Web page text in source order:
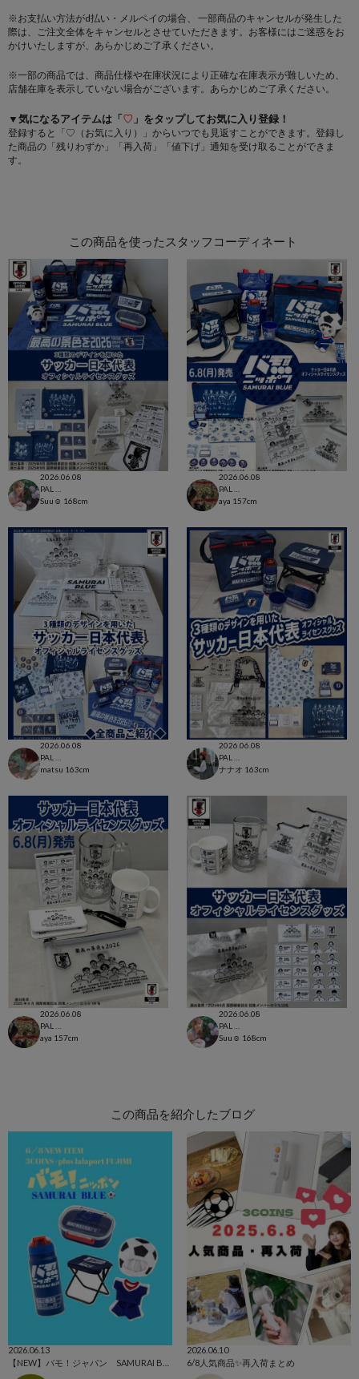
※お支払い方法がd払い・メルペイの場合、 一部商品のキャンセルが発生した
際は、ご注文全体をキャンセルとさせていただきます。お客様にはご迷惑をお
かけいたしますが、あらかじめご了承ください。
※一部の商品では、商品仕様や在庫状況により正確な在庫表示が難しいため、
店舗在庫を表示していない場合がございます。あらかじめご了承ください。
▼気になるアイテムは「♡ 」をタップしてお気に入り登録！
登録すると「♡（お気に入り）」からいつでも見返すことができます。登録し
た商品の「残りわずか」「再入荷」「値下げ」通知を受け取ることができま
す。
この商品を使ったスタッフコーディネート
2026.06.08
Suu☺︎ 168cm
2026.06.08
aya 157cm
2026.06.08
matsu 163cm
2026.06.08
ナナオ 163cm
2026.06.08
aya 157cm
2026.06.08
Suu☺︎ 168cm
この商品を紹介したブログ
2026.06.13
2026.06.10
6/8人気商品✨再入荷まとめ